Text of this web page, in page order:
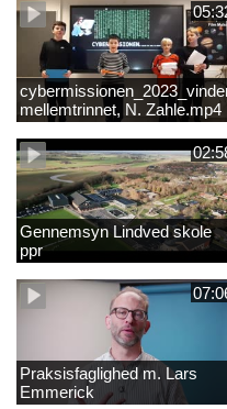
mellemtrinnet, N. Zahle.mp4
Gennemsyn Lindved skole
ppr
Praksisfaglighed m. Lars
Emmerick